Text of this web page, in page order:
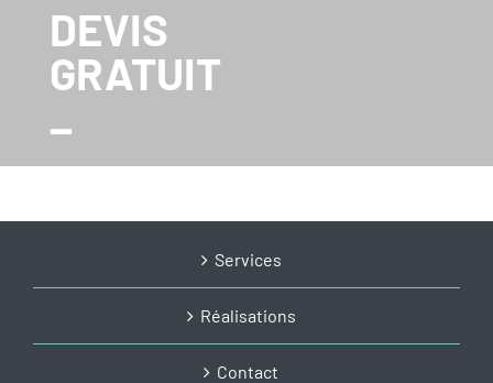
DEVIS
GRATUIT
_
Services
Réalisations
Contact